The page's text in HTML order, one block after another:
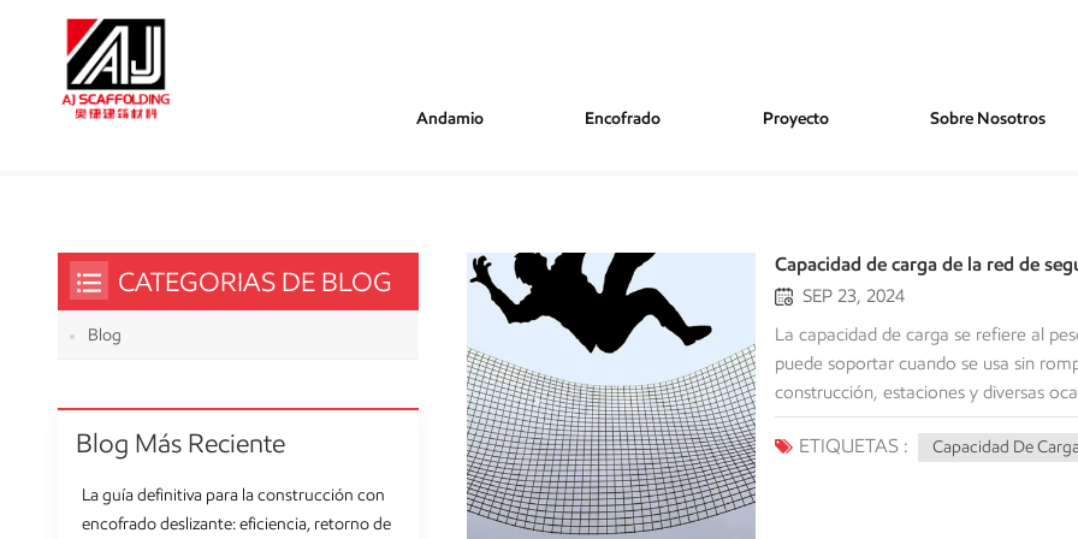
Andamio Encofrado Proyecto Sobre Nosotros
Capacidad de carga de la red de
SEP 23, 2024
La capacidad de carga se refiere al peso admisible o fuerza de impacto que una red de seguridad puede soportar cuando se usa sin romperse ni dañarse. Para garantizar la seguridad de la construcción, estaciones y diversas ocasiones para trabajos en altura. La capacidad de carga de la red de seguridad se refiere al peso o fuerza de impacto admisible que puede soportar una red de seguridad cuando se usa y no se romperá ni dañará. Para garantizar la seguridad de la construcción, estaciones y diversas ocasiones para trabajos en altura. La capacidad de carga de la red de seguridad se refiere al peso admisible o fuerza de impacto que puede soportar una red de seguridad cuando se usa y no se romperá ni dañará. red de seguridad Desempeña un papel fundamental en la protección de la seguridad personal de los trabajadores y en la prevención de pérdidas en la obra. Los aspectos de seguridad son cada vez más estrictos. Por lo tanto, es crucial conocer los factores que influyen en la capacidad de carga de la red de seguridad y las situaciones de aplicación en las que dicha capacidad es baja o alta. Hoy explicaremos en detalle el concepto clave de la capacidad de carga de la red de seguridad para ayudarle a elegir la más adecuada y lograr la protección de seguridad en el entorno laboral, además de abordar algunas cuestiones importantes a considerar. Aspectos que afectan la capacidad de carga de las redes de seguridad La capacidad de carga de una red de seguridad está influenciada por varios factores; es importante considerar estos factores antes de elegir una red de seguridad. Algunos de los factores más importantes son: • Tipo de material: La capacidad de carga dependerá del tipo de material elegido para la fabricación de la red; las fibras de alta resistencia, como el nailon y el poliéster, pueden mejorar la resistencia y la durabilidad.• Estructura de diseño: El tamaño de la malla, el patrón de tejido y la resistencia de los nodos influirán en la dispersión del impacto y la resistencia general de la red de seguridad.• Método de instalación: Una instalación correcta y adecuada ayudará a garantizar que la red de seguridad quede bien tensada y se evite un estiramiento excesivo localizado. • Condiciones ambientales: Las temperaturas extremas, la alta humedad y la exposición a los rayos UV afectarán las propiedades y la capacidad de carga.• Tiempo y envejecimiento: Los materiales pueden deteriorarse con el paso del tiempo; la antigüedad del material es un factor importante que puede afectar a la capacidad de carga. Capacidad de carga de la red de seguridad en diferentes escenarios de aplicación La capacidad de carga de las redes de seguridad tiene requisitos y estándares específicos para cada escenario de aplicación. Según el entorno y la finalidad, el diseño y la capacidad de carga varían para garantizar la protección más eficaz en cada situación. A continuación, se presentan algunos escenarios de aplicación comunes y sus requisitos de capacidad de carga: Obra en construcciónEn las obras de construcción, las redes de seguridad se utilizan principalmente para evitar la caída de objetos y proteger a los trabajadores. Debido a la complejidad del entorno de la obra y al gran peso de los objetos que caen, las redes de seguridad deben tener una alta capacidad de carga, generalmente de cientos de kilogramos. Las redes de seguridad en las obras deben cumplir con estrictas normas del sector, como la EN 1263-1, para garantizar que puedan soportar eficazmente la caída de herramientas, materiales de construcción e incluso a los propios trabajadores. Instalaciones deportivasEn los estadios deportivos, la función principal de las redes de seguridad es evitar que balones o equipamiento a alta velocidad salgan disparados del recinto, protegiendo así a los espectadores y el equipamiento de posibles lesiones. Dado que la fuerza del impacto en estos
ETIQUETAS : Capacidad De
CATEGORIAS DE BLOG
Blog
Blog Más Reciente
La guía definitiva para la construcción con
encofrado deslizante: eficiencia, retorno de